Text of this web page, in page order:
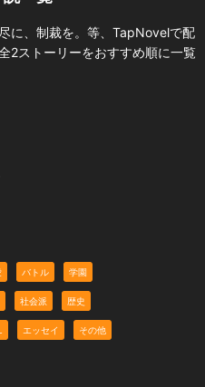
に、制裁を。等、TapNovelで配
2ストーリーをおすすめ順に一覧
バトル 学園
社会派 歴史
エッセイ その他